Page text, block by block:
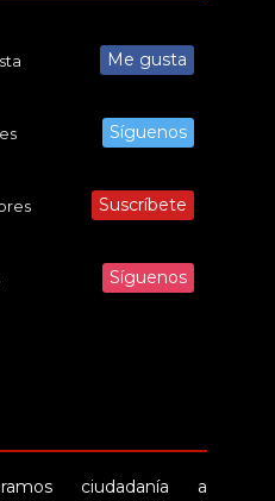
Me gusta
Síguenos
Suscríbete
Síguenos
ciudadanía a